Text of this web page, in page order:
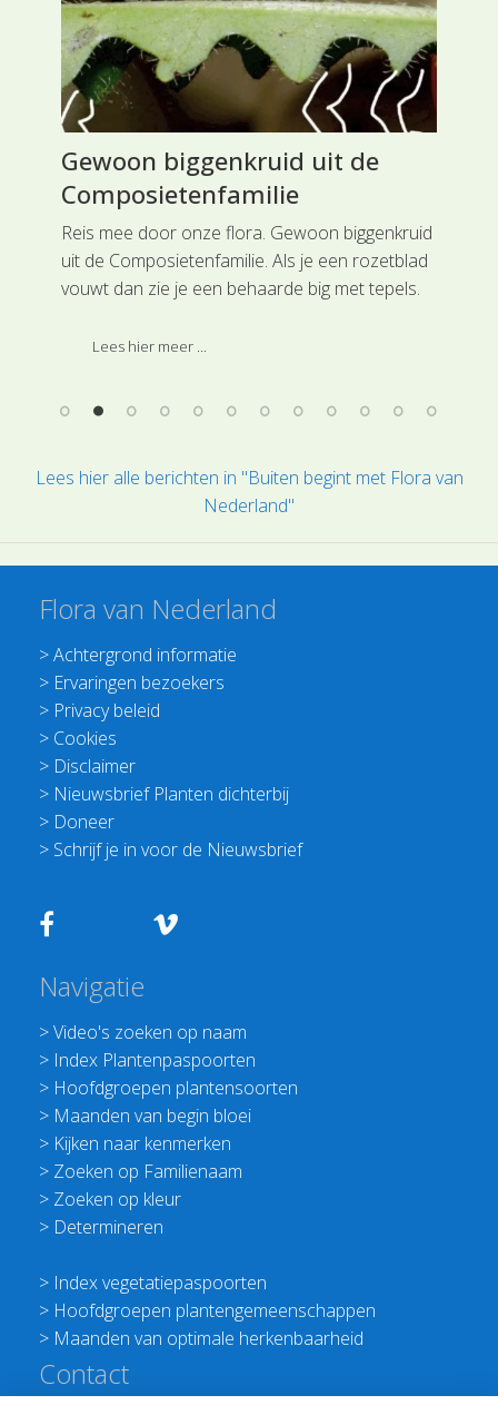
Gewoon biggenkruid uit de
Composietenfamilie
Reis mee door onze flora. Gewoon biggenkruid
uit de Composietenfamilie. Als je een rozetblad
vouwt dan zie je een behaarde big met tepels.
Lees hier meer ...
Lees hier alle berichten in "Buiten begint met Flora van
Nederland"
Flora van Nederland
>Achtergrond informatie
> Ervaringen bezoekers
> Privacy beleid
> Cookies
> Disclaimer
> Nieuwsbrief Planten dichterbij
> Doneer
> Schrijf je in voor de Nieuwsbrief
Navigatie
>Video's zoeken op naam
> Index Plantenpaspoorten
> Hoofdgroepen plantensoorten
> Maanden van begin bloei
> Kijken naar kenmerken
> Zoeken op Familienaam
> Zoeken op kleur
> Determineren
> Index vegetatiepaspoorten
> Hoofdgroepen plantengemeenschappen
> Maanden van optimale herkenbaarheid
Contact